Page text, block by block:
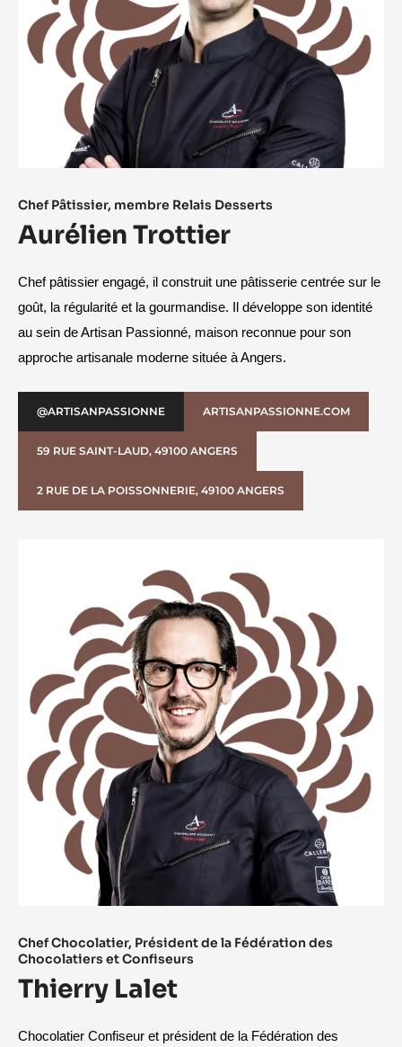
Chef Pâtissier, membre Relais Desserts
Aurélien Trottier
Chef pâtissier engagé, il construit une pâtisserie centrée sur le
goût, la régularité et la gourmandise. Il développe son identité
au sein de Artisan Passionné, maison reconnue pour son
approche artisanale moderne située à Angers.
@ARTISANPASSIONNE ARTISANPASSIONNE.COM
59 RUE SAINT-LAUD, 49100 ANGERS
2 RUE DE LA POISSONNERIE, 49100 ANGERS
Chef Chocolatier, Président de la Fédération des
Chocolatiers et Confiseurs​
Thierry Lalet
Chocolatier Confiseur et président de la Fédération des